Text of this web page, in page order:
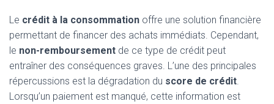
Le crédit à la consommation offre une solution financière
permettant de financer des achats immédiats. Cependant,
le non-remboursement de ce type de crédit peut
entraîner des conséquences graves. L’une des principales
répercussions est la dégradation du score de crédit.
Lorsqu’un paiement est manqué, cette information est